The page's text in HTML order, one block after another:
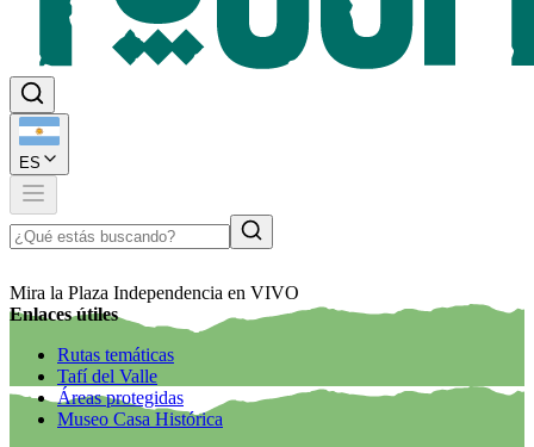
ES
Mira la Plaza Independencia en VIVO
Enlaces útiles
Rutas temáticas
Tafí del Valle
Áreas protegidas
Museo Casa Histórica